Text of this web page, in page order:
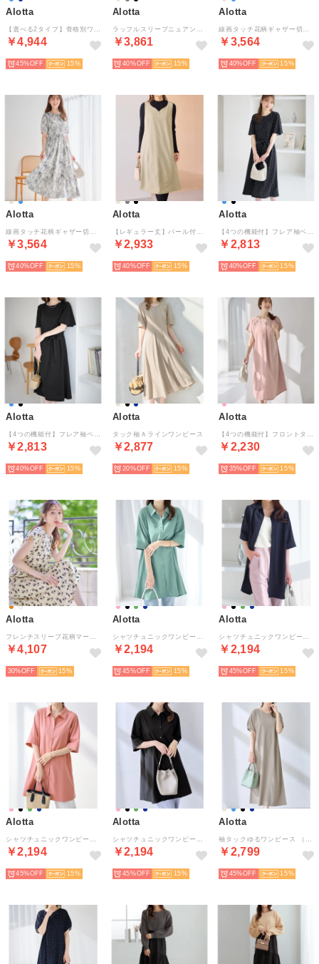
Alotta
￥4,944
45% 15
Alotta
￥3,861
40% 15
Alotta
￥3,564
40% 15
Alotta
￥3,564
40% 15
Alotta
￥2,933
40% 15
Alotta
￥2,813
40% 15
Alotta
￥2,813
40% 15
Alotta
タック袖Ａラインワンピース
￥2,877
20% 15
Alotta
￥2,230
35% 15
Alotta
￥4,107
30% 15
Alotta
￥2,194
45% 15
Alotta
￥2,194
45% 15
Alotta
￥2,194
45% 15
Alotta
￥2,194
45% 15
Alotta
￥2,799
45% 15